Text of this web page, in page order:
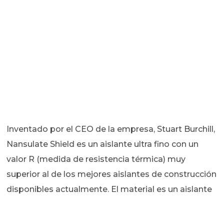
Inventado por el CEO de la empresa, Stuart Burchill,
Nansulate Shield es un aislante ultra fino con un
valor R (medida de resistencia térmica) muy
superior al de los mejores aislantes de construcción
disponibles actualmente. El material es un aislante